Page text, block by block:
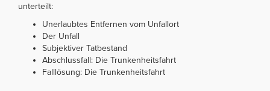
unterteilt:
Unerlaubtes Entfernen vom Unfallort
Der Unfall
Subjektiver Tatbestand
Abschlussfall: Die Trunkenheitsfahrt
Falllösung: Die Trunkenheitsfahrt